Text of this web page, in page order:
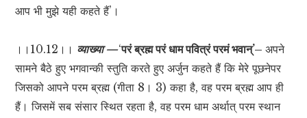
आप भी मुझे यही कहते हैं’।
।।10.12।। व्याख्या —‘परं ब्रह्म परं धाम पवित्रं परमं भवान्’–अपने
सामने बैठे हुए भगवान्की स्तुति करते हुए अर्जुन कहते हैं कि मेरे पूछनेपर
जिसको आपने परम ब्रह्म (गीता 8। 3) कहा है, वह परम ब्रह्म आप ही
हैं। जिसमें सब संसार स्थित रहता है, वह परम धाम अर्थात् परम स्थान